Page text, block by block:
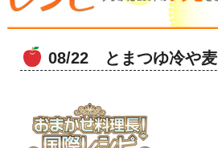
08/22 とまつゆ冷や麦